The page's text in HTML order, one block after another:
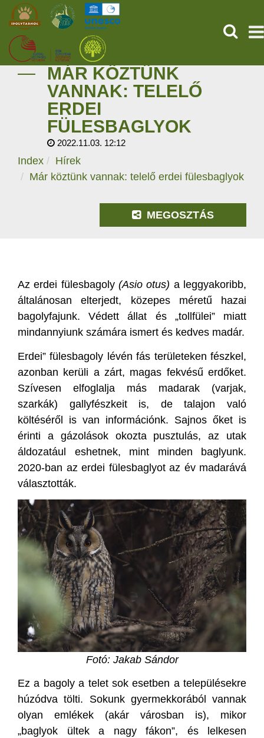
KEZDŐOLDAL
ŐSVILÁGI POMPEJI
SZOLGÁLTATÁSOK
MÁR KÖZTÜNK
VANNAK: TELELŐ
ERDEI
FÜLESBAGLYOK
2022.11.03. 12:12
Index
Hírek
Már köztünk vannak: telelő erdei fülesbaglyok
MEGOSZTÁS
Az erdei fülesbagoly(Asio otus) a leggyakoribb,
általánosan elterjedt, közepes méretű hazai
bagolyfajunk. Védett állat és „tollfülei” miatt
mindannyiunk számára ismert és kedves madár.
Erdei” fülesbagoly lévén fás területeken fészkel,
azonban kerüli a zárt, magas fekvésű erdőket.
Szívesen elfoglalja más madarak (varjak,
szarkák) gallyfészkeit is, de talajon való
költéséről is van információnk. Sajnos őket is
érinti a gázolások okozta pusztulás, az utak
áldozatául eshetnek, mint minden baglyunk.
2020-ban az erdei fülesbaglyot az év madarává
választották.
Fotó: Jakab Sándor
Ez a bagoly a telet sok esetben a településekre
húzódva tölti. Sokunk gyermekkorából vannak
olyan emlékek (akár városban is), mikor
„baglyok ültek a nagy fákon”, és lelkesen